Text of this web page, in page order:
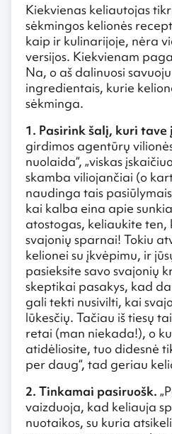
Kiekvienas keliautojas
sėkmingos kelionės
kaip ir kulinarijoje, nėra
versijos. Kiekvienam
Na, o aš dalinuosi
ingredientais, kurie
sėkminga.
1. Pasirink šalį, kuri tave
girdimos agentūrų
nuolaida“, „viskas
skamba viliojančiai (o
naudinga tais
kai kalba eina apie
atostogas, keliaukite ten,
svajonių sparnai! Tokiu
kelionei su įkvėpimu, ir
pasieksite savo svajonių
skeptikai pasakys, kad
gali tekti nusivilti, kai
lūkesčių. Tačiau iš tiesų
retai (man niekada!), o
atidėliosite, tuo didesnė
per daug“, tad geriau
2. Tinkamai pasiruošk.
vaizduoja, kad keliauja
nuotaikos, su kuria